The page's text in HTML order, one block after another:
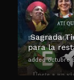
Sagrada
para la
added octubre